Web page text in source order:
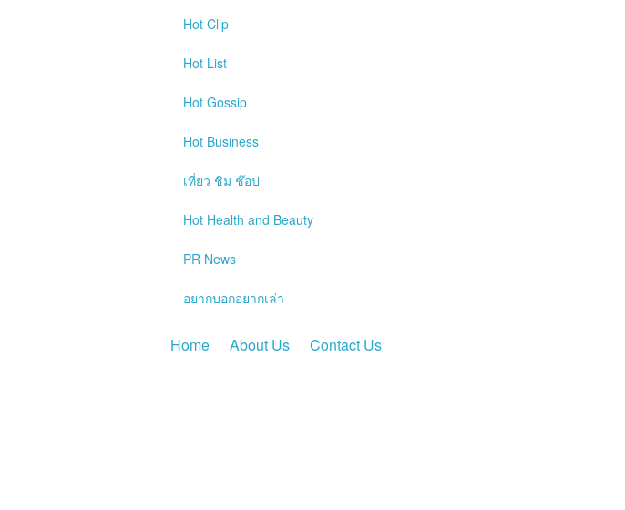
Hot Clip
Hot List
Hot Gossip
Hot Business
เที่ยว ชิม ช๊อป
Hot Health and Beauty
PR News
อยากบอกอยากเล่า
Home About Us Contact Us